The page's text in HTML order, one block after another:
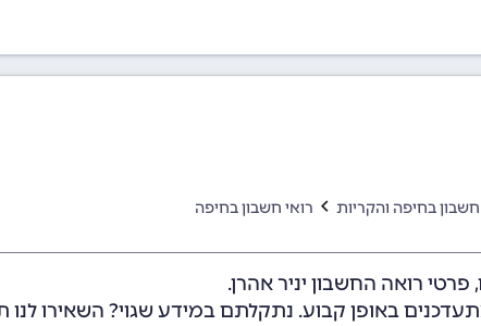
חשבון בחיפה והקריות רואי חשבון בחיפה
רואה החשבון יניר אהרן.
באופן קבוע. נתקלתם במידע שגוי? השאירו